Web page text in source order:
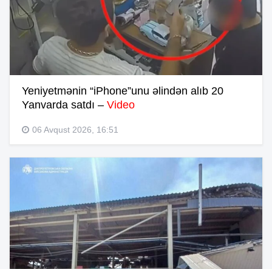
Yeniyetmənin “iPhone”unu əlindən alıb 20
Yanvarda satdı – Video
06 Avqust 2026, 16:51